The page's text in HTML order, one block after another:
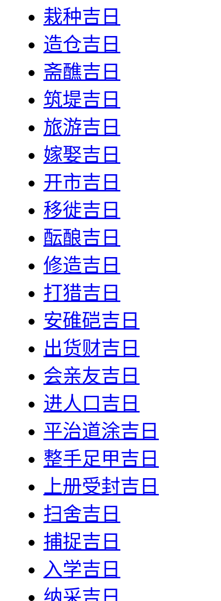
栽种吉日
造仓吉日
斋醮吉日
筑堤吉日
旅游吉日
嫁娶吉日
开市吉日
移徙吉日
酝酿吉日
修造吉日
打猎吉日
安碓硙吉日
出货财吉日
会亲友吉日
进人口吉日
平治道涂吉日
整手足甲吉日
上册受封吉日
扫舍吉日
捕捉吉日
入学吉日
纳采吉日